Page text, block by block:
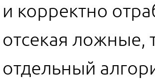
и корректно
отсекая ложные,
отдельный